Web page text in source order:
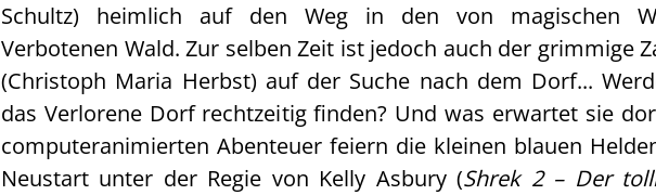
Schultz) heimlich auf den Weg in den von magischen
Verbotenen Wald. Zur selben Zeit ist jedoch auch der grimmige
(Christoph Maria Herbst) auf der Suche nach dem Dorf...
das Verlorene Dorf rechtzeitig finden? Und was erwartet sie
computeranimierten Abenteuer feiern die kleinen blauen
Neustart unter der Regie von Kelly Asbury (Shrek 2 – Der